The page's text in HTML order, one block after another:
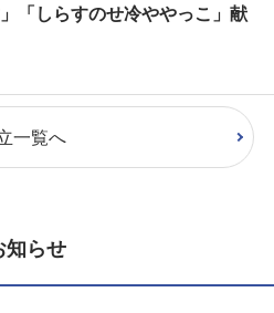
」「しらすのせ冷ややっこ」献
一覧へ
知らせ